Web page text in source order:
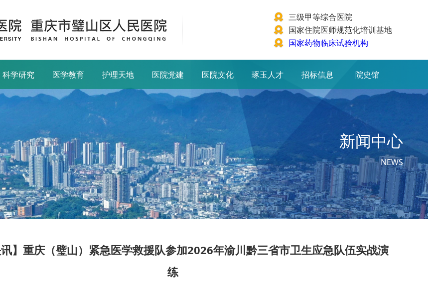
三级甲等综合医院
国家住院医师规范化培训基地
国家药物临床试验机构
科学研究 医学教育 护理天地 医院党建 医院文化 琢玉人才 招标信息 院史馆
新闻中心
NEWS
讯】重庆（璧山）紧急医学救援队参加2026年渝川黔三省市卫生应急队伍实战演
练